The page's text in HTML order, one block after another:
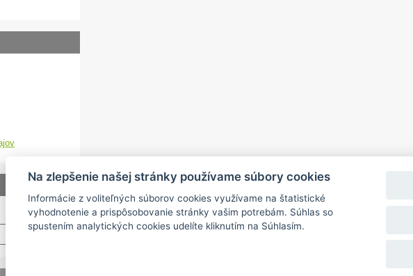
Na zlepšenie našej stránky používame súbory cookies
Informácie z voliteľných súborov cookies využívame na štatistické
vyhodnotenie a prispôsobovanie stránky vašim potrebám. Súhlas so
spustením analytických cookies udelíte kliknutím na Súhlasím.